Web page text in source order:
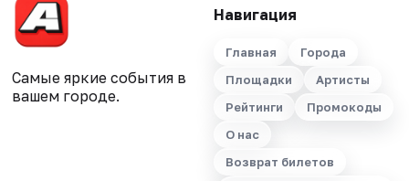
Самые яркие события в
вашем городе.
Навигация
Главная
Города
Площадки
Артисты
Рейтинги
Промокоды
О нас
Возврат билетов